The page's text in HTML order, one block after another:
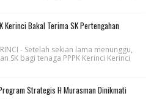
Kerinci Bakal Terima SK Pertengahan
- Setelah sekian lama menunggu,
SK bagi tenaga PPPK Kerinci Kerinci
Strategis H Murasman Dinikmati